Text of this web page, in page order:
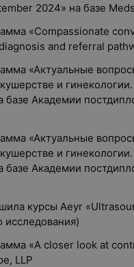
2024» на базе
«Compassionate
and referral
«Актуальные
и
базе Академии
«Актуальные
и
базе Академии
курсы Aeyr
исследования)
«A closer look at
LLP